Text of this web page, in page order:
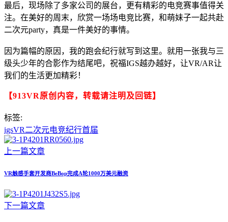
最后，现场除了多家公司的展台，更有精彩的电竞赛事值得关
注。在美好的周末，欣赏一场场电竞比赛，和萌妹子一起共赴
二次元party，真是一件美好的事情。
因为篇幅的原因，我的跑会纪行就写到这里。就用一张我与三
级头少年的合影作为结尾吧，祝福IGS越办越好，让VR/AR让
我们的生活更加精彩！
【913VR原创内容，转载请注明及回链】
标签:
igsVR二次元电竞纪行首届
上一篇文章
VR触感手套开发商BeBop完成A轮1000万美元融资
下一篇文章